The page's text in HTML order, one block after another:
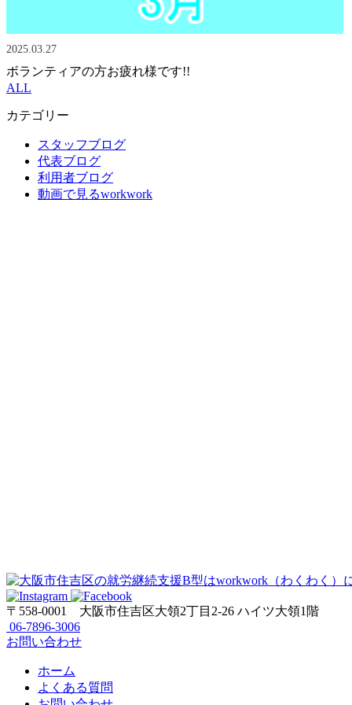
2025.03.27
ボランティアの方お疲れ様です!!
ALL
カテゴリー
スタッフブログ
代表ブログ
利用者ブログ
動画で見るworkwork
〒558-0001 大阪市住吉区大領2丁目2-26 ハイツ大領1階
06-7896-3006
お問い合わせ
ホーム
よくある質問